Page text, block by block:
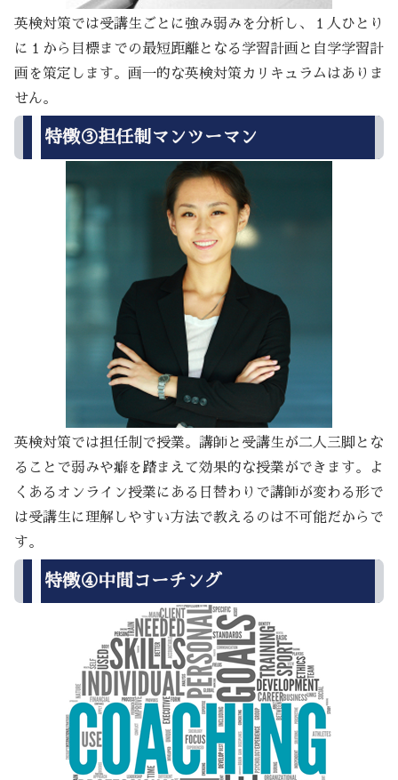
英検対策では受講生ごとに強み弱みを分析し、１人ひとり
に１から目標までの最短距離となる学習計画と自学学習計
画を策定します。画一的な英検対策カリキュラムはありま
せん。
特徴③担任制マンツーマン
英検対策では担任制で授業。講師と受講生が二人三脚とな
ることで弱みや癖を踏まえて効果的な授業ができます。よ
くあるオンライン授業にある日替わりで講師が変わる形で
は受講生に理解しやすい方法で教えるのは不可能だからで
す。
特徴④中間コーチング